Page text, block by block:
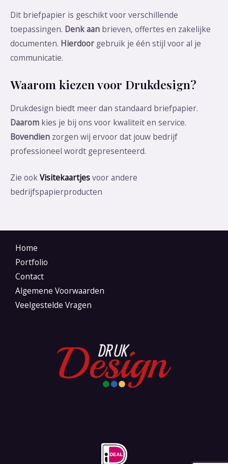
Dit briefpapier is geschikt voor verschillende
toepassingen. Denk aan brieven, offertes en zakelijke
documenten. Hierdoor gebruik je één stijl voor al je
communicatie.
Waarom kiezen voor Drukdesign?
Drukdesign biedt meer dan standaard briefpapier.
Daarom kies je bij ons voor kwaliteit en service.
Bovendien zorgen wij ervoor dat jouw bedrijf
professioneel wordt gepresenteerd.
Zie ookVisitekaartjesvoor andere
bedrijfspapierproducten
Home
Portfolio
Contact
Algemene Voorwaarden
Veelgestelde Vragen